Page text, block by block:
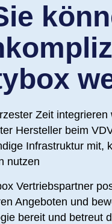
Zeit
Hersteller beim
Infrastruktur mit,
nutzen
Vertriebspartner
Angeboten und
bereit und betreut